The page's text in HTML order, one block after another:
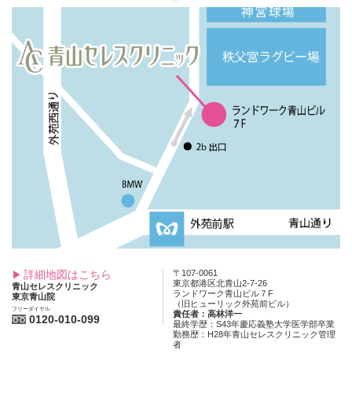
詳細地図はこちら
青山セレスクリニック
東京青山院
フリーダイヤル
0120-010-099
〒107-0061
東京都港区北青山2-7-26
ランドワーク青山ビル７F
（旧ヒューリック外苑前ビル）
責任者：高林洋一
最終学歴：S43年慶応義塾大学医学部卒業
勤務歴：H28年青山セレスクリニック管理
者